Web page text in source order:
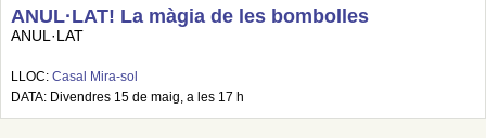
ANUL·LAT! La màgia de les bombolles
ANUL·LAT
LLOC: Casal Mira-sol
DATA: Divendres 15 de maig, a les 17 h